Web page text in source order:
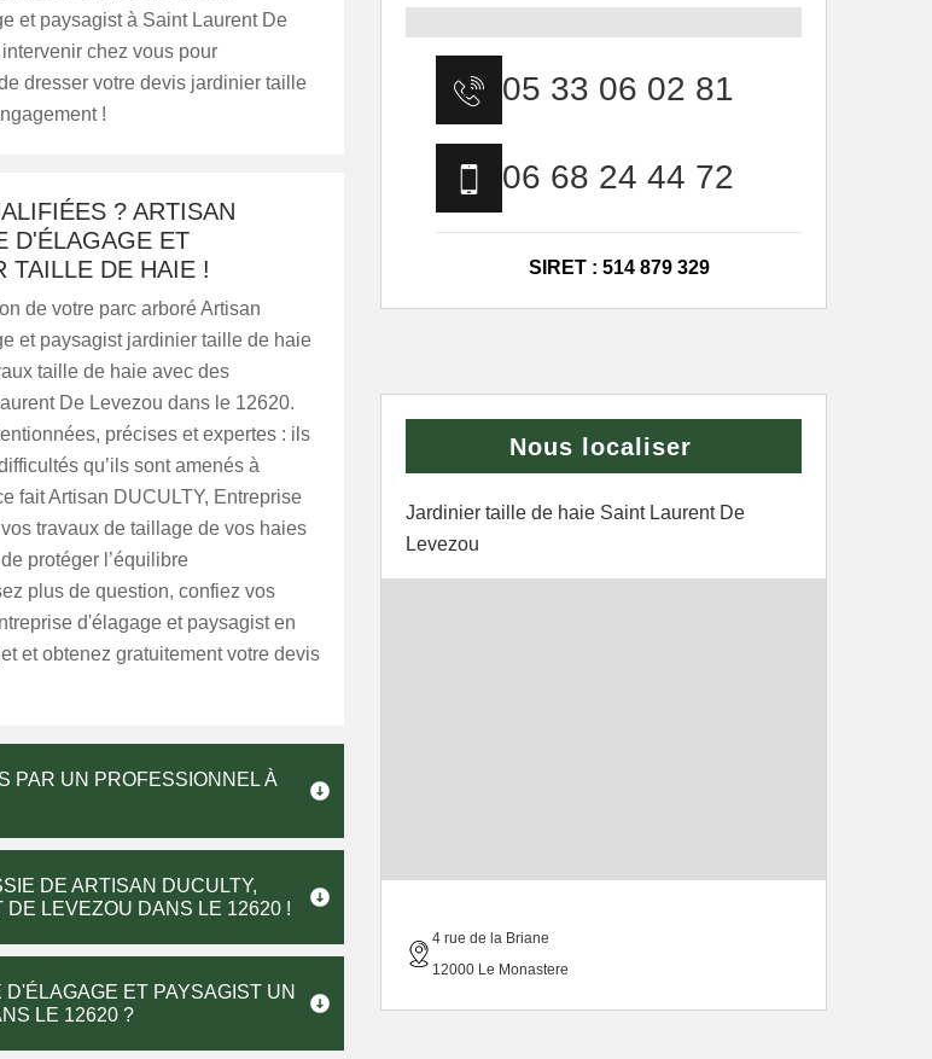
et paysagist à Saint Laurent De
chez vous pour
dresser votre devis jardinier taille
!
? ARTISAN
D'ÉLAGAGE ET
TAILLE DE HAIE !
de votre parc arboré Artisan
et paysagist jardinier taille de haie
taille de haie avec des
De Levezou dans le 12620.
précises et expertes : ils
qu’ils sont amenés à
fait Artisan DUCULTY, Entreprise
travaux de taillage de vos haies
protéger l’équilibre
plus de question, confiez vos
d'élagage et paysagist en
et obtenez gratuitement votre devis
PAR UN PROFESSIONNEL À
DE ARTISAN DUCULTY,
LEVEZOU DANS LE 12620 !
ET PAYSAGIST UN
LE 12620 ?
05 33 06 02 81
06 68 24 44 72
SIRET : 514 879 329
Nous localiser
Jardinier taille de haie Saint Laurent De
Levezou
4 rue de la Briane
12000 Le Monastere